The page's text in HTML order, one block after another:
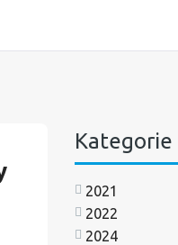
Kategorie
2021
2022
2024